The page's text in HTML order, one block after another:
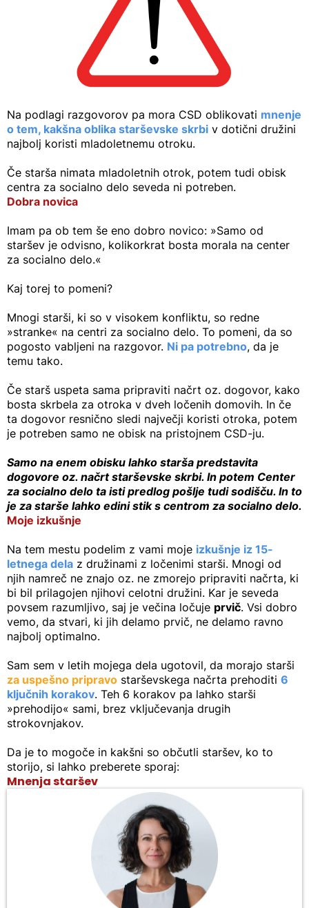
Na podlagi razgovorov pa mora CSD oblikovati mnenje
o tem, kakšna oblika starševske skrbi v dotični družini
najbolj koristi mladoletnemu otroku.
Če starša nimata mladoletnih otrok, potem tudi obisk
centra za socialno delo seveda ni potreben.
Dobra novica
Imam pa ob tem še eno dobro novico: »Samo od
staršev je odvisno, kolikorkrat bosta morala na center
za socialno delo.«
Kaj torej to pomeni?
Mnogi starši, ki so v visokem konfliktu, so redne
»stranke« na centri za socialno delo. To pomeni, da so
pogosto vabljeni na razgovor. Ni pa potrebno, da je
temu tako.
Če starš uspeta sama pripraviti načrt oz. dogovor, kako
bosta skrbela za otroka v dveh ločenih domovih. In če
ta dogovor resnično sledi največji koristi otroka, potem
je potreben samo ne obisk na pristojnem CSD-ju.
Samo na enem obisku lahko starša predstavita
dogovore oz. načrt starševske skrbi. In potem Center
za socialno delo ta isti predlog pošlje tudi sodišču. In to
je za starše lahko edini stik s centrom za socialno delo.
Moje izkušnje
Na tem mestu podelim z vami moje izkušnje iz 15-
letnega dela z družinami z ločenimi starši. Mnogi od
njih namreč ne znajo oz. ne zmorejo pripraviti načrta, ki
bi bil prilagojen njihovi celotni družini. Kar je seveda
povsem razumljivo, saj je večina ločuje prvič. Vsi dobro
vemo, da stvari, ki jih delamo prvič, ne delamo ravno
najbolj optimalno.
Sam sem v letih mojega dela ugotovil, da morajo starši
za uspešno pripravo starševskega načrta prehoditi 6
ključnih korakov. Teh 6 korakov pa lahko starši
»prehodijo« sami, brez vključevanja drugih
strokovnjakov.
Da je to mogoče in kakšni so občutli staršev, ko to
storijo, si lahko preberete sporaj:
Mnenja staršev